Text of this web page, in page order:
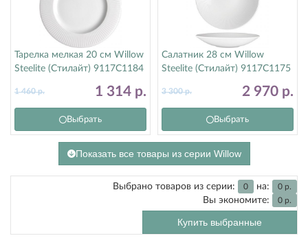
Тарелка мелкая 20 см Willow
Steelite (Стилайт) 9117C1184
1 314 р.
1 460р.
Выбрать
Салатник 28 см Willow
Steelite (Стилайт) 9117C1175
2 970 р.
3 300р.
Выбрать
Показать все товары из серии Willow
Выбрано товаров из серии: 0 на: 0 р.
Вы экономите: 0 р.
Купить выбранные